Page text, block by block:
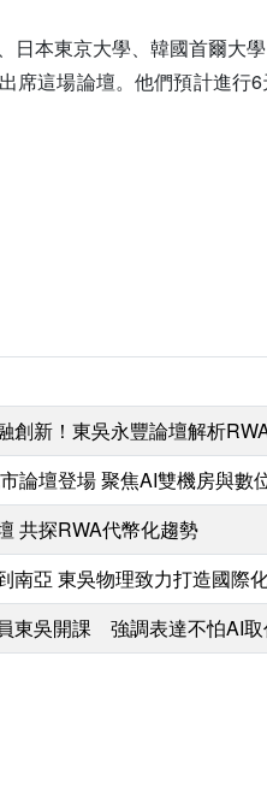
本東京大學、韓國首爾大
席這場論壇。他們預計進
創新！東吳永豐論壇解析
論壇登場 聚焦AI雙機房與
共探RWA代幣化趨勢
南亞 東吳物理致力打造國際
東吳開課 強調表達不怕AI